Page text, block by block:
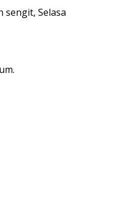
sengit, Selasa